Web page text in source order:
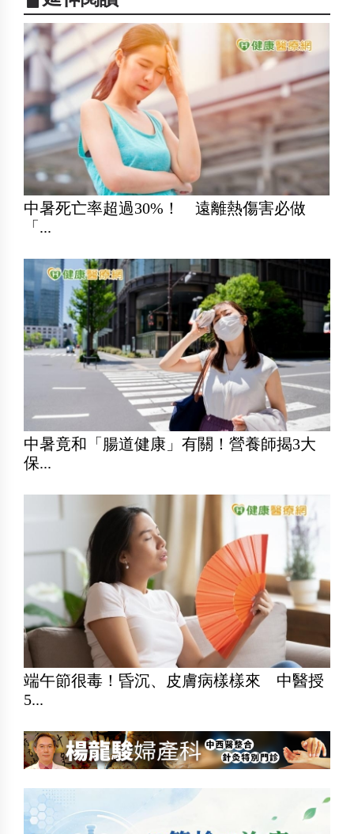
中暑死亡率超過30%！ 遠離熱傷害必做
「...
中暑竟和「腸道健康」有關！營養師揭3大
保...
端午節很毒！昏沉、皮膚病樣樣來 中醫授
5...